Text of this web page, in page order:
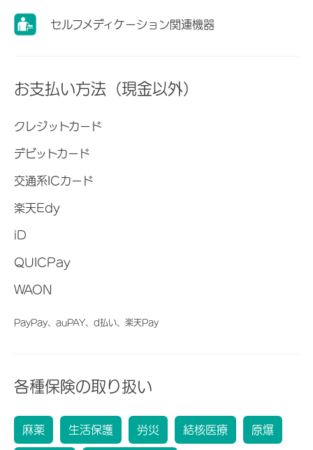
セルフメディケーション関連機器
お支払い方法（現金以外）
クレジットカード
デビットカード
交通系ICカード
楽天Edy
iD
QUICPay
WAON
PayPay、auPAY、d払い、楽天Pay
各種保険の取り扱い
麻薬 生活保護 労災 結核医療 原爆